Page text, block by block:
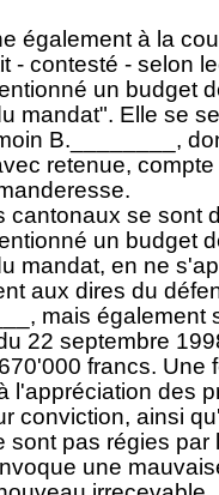
également à la
- contesté - selon
un budget
mandat". Elle se
B.________,
retenue,
cantonaux se sont
un budget
mandat, en ne
aux dires du
mais également
22 septembre
francs. Une
l'appréciation des
conviction, ainsi
sont pas régies par
une